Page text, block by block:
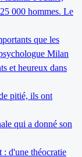
000 hommes. Le
que les
Milan
et heureux dans
pitié, ils ont
qui a donné son
: d'une théocratie